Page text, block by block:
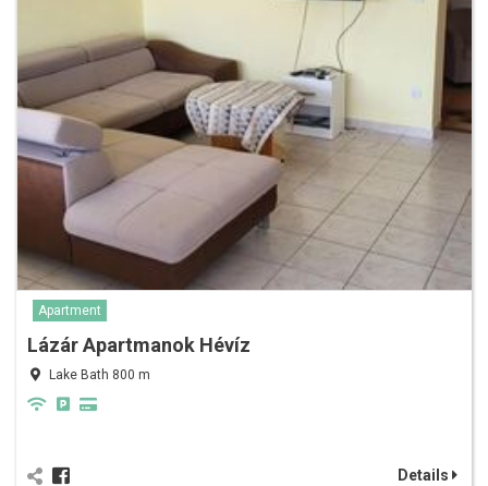
Apartment
Lázár Apartmanok Hévíz
Lake Bath 800 m
Details